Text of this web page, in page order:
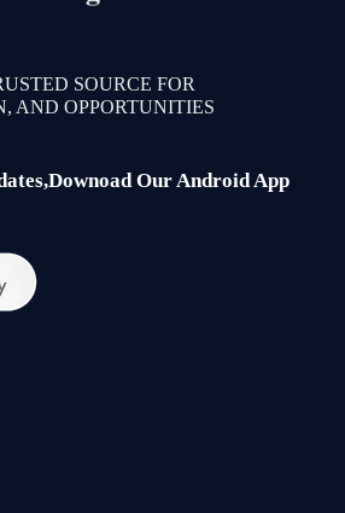
SOURCE FOR
AND OPPORTUNITIES
Our Android App